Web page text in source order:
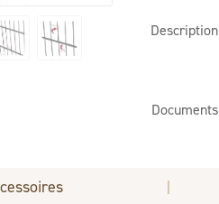
Description
Documents
|